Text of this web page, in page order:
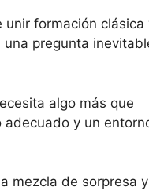
formación clásica
pregunta
algo más que
y un
mezcla de sorpresa y